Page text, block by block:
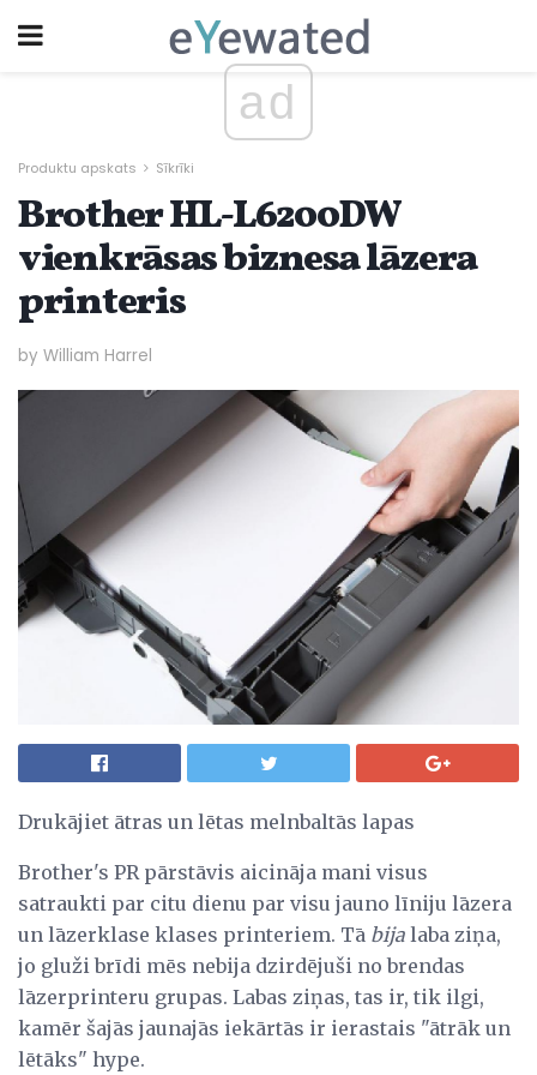
ad
Produktu apskats Sīkrīki
Brother HL-L6200DW
vienkrāsas biznesa lāzera
printeris
by William Harrel
Drukājiet ātras un lētas melnbaltās lapas
Brother's PR pārstāvis aicināja mani visus
satraukti par citu dienu par visu jauno līniju lāzera
un lāzerklase klases printeriem. Tā bija laba ziņa,
jo gluži brīdi mēs nebija dzirdējuši no brendas
lāzerprinteru grupas. Labas ziņas, tas ir, tik ilgi,
kamēr šajās jaunajās iekārtās ir ierastais "ātrāk un
lētāks" hype.